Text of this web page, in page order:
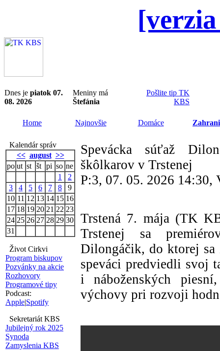
Dnes je piatok 07.
08. 2026
Meniny má
Štefánia
Pošlite tip TK
KBS
Home Najnovšie Domáce
Kalendár správ
<< august >>
po ut st št pi so ne
1
2
3
4 5 6 7 8
9
10 11 12 13 14 15 16
17 18 19 20 21 22 23
24 25 26 27 28 29 30
31
Život Cirkvi
Program biskupov
Pozvánky na akcie
Rozhovory
Programové tipy
Podcast:
Apple|Spotify
Sekretariát KBS
Jubilejný rok 2025
Synoda
Zamyslenia KBS
Spevácka súťaž
škôlkarov v Trstenej
P:3, 07. 05. 2026 14:30,
Trstená 7. mája (TK
Trstenej sa
Dilongáčik, do ktorej
speváci predviedli svoj
i náboženských
výchovy pri rozvoji